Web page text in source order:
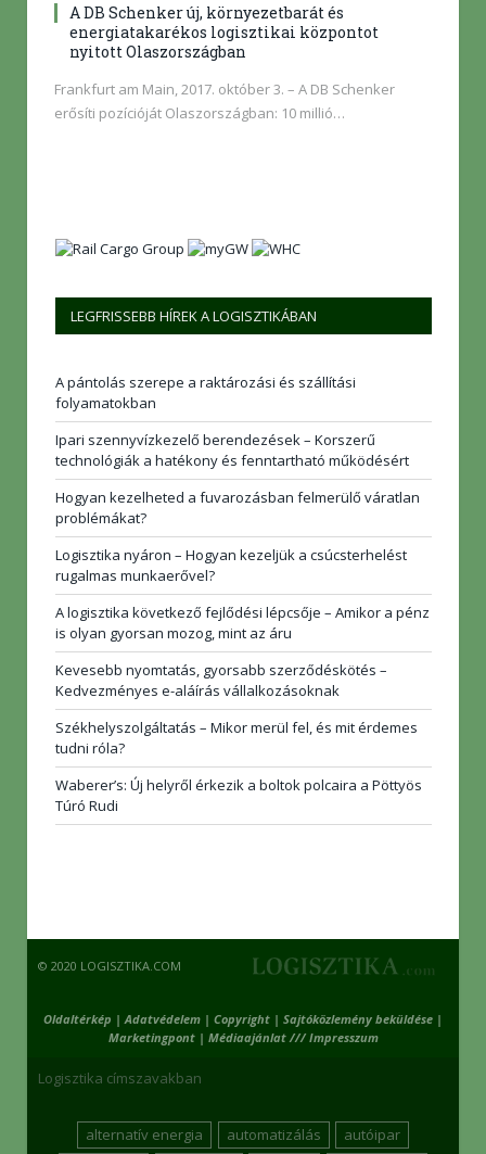
A DB Schenker új, környezetbarát és
energiatakarékos logisztikai központot
nyitott Olaszországban
Frankfurt am Main, 2017. október 3. – A DB Schenker
erősíti pozícióját Olaszországban: 10 millió…
LEGFRISSEBB HÍREK A LOGISZTIKÁBAN
A pántolás szerepe a raktározási és szállítási
folyamatokban
Ipari szennyvízkezelő berendezések – Korszerű
technológiák a hatékony és fenntartható működésért
Hogyan kezelheted a fuvarozásban felmerülő váratlan
problémákat?
Logisztika nyáron – Hogyan kezeljük a csúcsterhelést
rugalmas munkaerővel?
A logisztika következő fejlődési lépcsője – Amikor a pénz
is olyan gyorsan mozog, mint az áru
Kevesebb nyomtatás, gyorsabb szerződéskötés –
Kedvezményes e-aláírás vállalkozásoknak
Székhelyszolgáltatás – Mikor merül fel, és mit érdemes
tudni róla?
Waberer’s: Új helyről érkezik a boltok polcaira a Pöttyös
Túró Rudi
© 2020 LOGISZTIKA.COM
Oldaltérkép | Adatvédelem | Copyright | Sajtóközlemény beküldése |
Marketingpont| Médiaajánlat /// Impresszum
Logisztika címszavakban
alternatív energia automatizálás
autóipar